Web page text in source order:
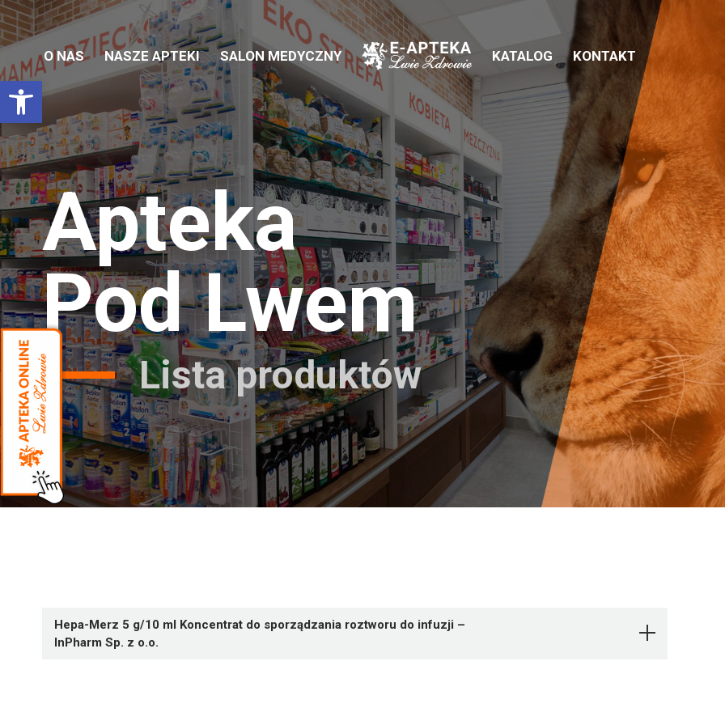
Otwórz pasek narzędzi
O NAS NASZE APTEKI SALON MEDYCZNY KATALOG KONTAKT
Apteka
Pod Lwem
Lista produktów
Hepa-Merz 5 g/10 ml Koncentrat do sporządzania roztworu do infuzji –
InPharm Sp. z o.o.